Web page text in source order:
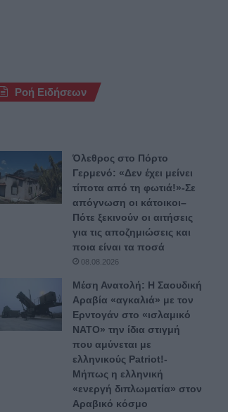
Ροή Ειδήσεων
Όλεθρος στο Πόρτο
Γερμενό: «Δεν έχει μείνει
τίποτα από τη φωτιά!»-Σε
απόγνωση οι κάτοικοι–
Πότε ξεκινούν οι αιτήσεις
για τις αποζημιώσεις και
ποια είναι τα ποσά
08.08.2026
Μέση Ανατολή: H Σαουδική
Αραβία «αγκαλιά» με τον
Ερντογάν στο «ισλαμικό
ΝΑΤΟ» την ίδια στιγμή
που αμύνεται με
ελληνικούς Patriot!-
Μήπως η ελληνική
«ενεργή διπλωματία» στον
Αραβικό κόσμο